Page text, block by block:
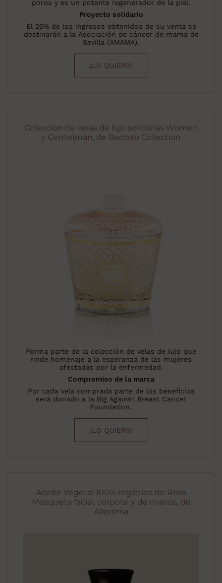
poros y es un potente regenerador de la piel.
Proyecto solidario
El 25% de los ingresos obtenidos de su venta se
destinarán a la Asociación de cáncer de mama de
Sevilla (AMAMA).
¡LO QUIERO!
Colección de velas de lujo solidarias Women
y Gentelman, de Baobab Collection
Forma parte de la colección de velas de lujo que
rinde homenaje a la esperanza de las mujeres
afectadas por la enfermedad.
Compromiso de la marca
Por cada vela comprada parte de los beneficios
será donado a la Big Against Breast Cancer
Foundation.
¡LO QUIERO!
Aceite Vegetal 100% orgánico de Rosa
Mosqueta facial, corporal y de manos, de
Alqvimia